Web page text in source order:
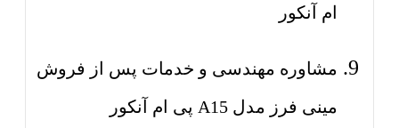
ام آنکور
مشاوره مهندسی و خدمات پس از فروش
مینی فرز مدل A15 پی ام آنکور